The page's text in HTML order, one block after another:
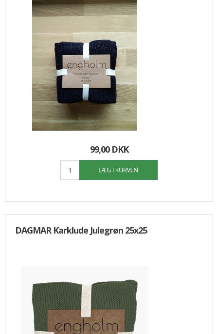
99,00 DKK
DAGMAR Karklude Julegrøn 25x25